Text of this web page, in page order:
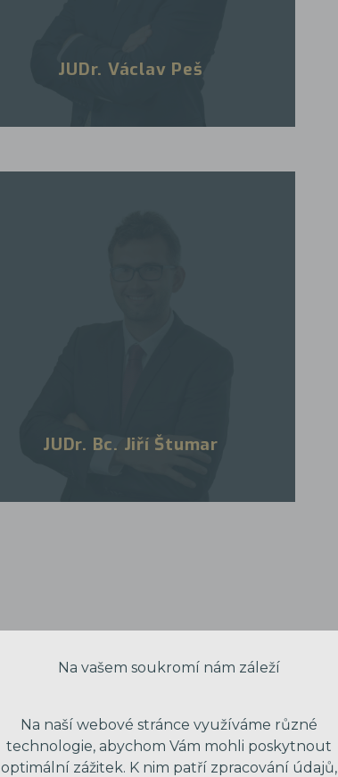
JUDr. Václav Peš
JUDr. Bc. Jiří Štumar
Na vašem soukromí nám záleží
Na naší webové stránce využíváme různé
technologie, abychom Vám mohli poskytnout
optimální zážitek. K nim patří zpracování údajů,